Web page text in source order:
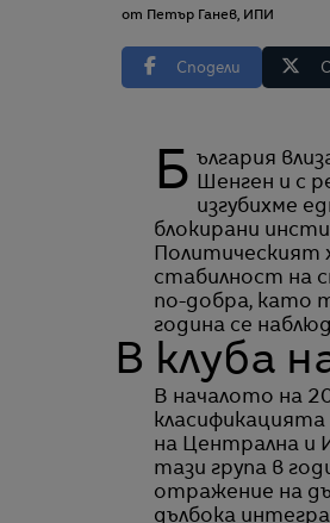
от Петър Ганев, ИПИ
Сподели
България влиза в 2025 г. без редовно правителство и без приет бюджет, но в
Шенген и с
изгубихме
блокирани
стабилност на
по-добра, като
година се
В клуба
В началото на
на Централна и
тази група в
отражение на
дълбока